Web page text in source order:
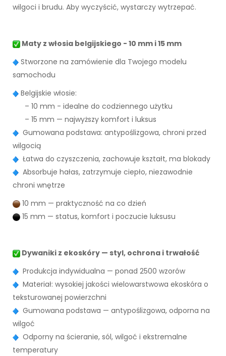
wilgoci i brudu. Aby wyczyścić, wystarczy wytrzepać.
Maty z włosia belgijskiego - 10 mm i 15 mm
Stworzone na zamówienie dla Twojego modelu
samochodu
Belgijskie włosie:
– 10 mm - idealne do codziennego użytku
– 15 mm — najwyższy komfort i luksus
Gumowana podstawa: antypoślizgowa, chroni przed
wilgocią
Łatwa do czyszczenia, zachowuje kształt, ma blokady
Absorbuje hałas, zatrzymuje ciepło, niezawodnie
chroni wnętrze
10 mm — praktyczność na co dzień
15 mm — status, komfort i poczucie luksusu
Dywaniki z ekoskóry — styl, ochrona i trwałość
Produkcja indywidualna — ponad 2500 wzorów
Materiał: wysokiej jakości wielowarstwowa ekoskóra o
teksturowanej powierzchni
Gumowana podstawa — antypoślizgowa, odporna na
wilgoć
Odporny na ścieranie, sól, wilgoć i ekstremalne
temperatury